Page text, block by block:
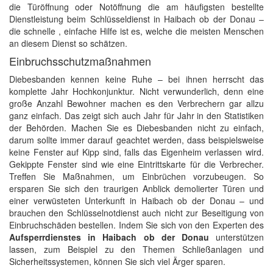
die Türöffnung oder Notöffnung die am häufigsten bestellte
Dienstleistung beim Schlüsseldienst in Haibach ob der Donau –
die schnelle , einfache Hilfe ist es, welche die meisten Menschen
an diesem Dienst so schätzen.
Einbruchsschutzmaßnahmen
Diebesbanden kennen keine Ruhe – bei ihnen herrscht das
komplette Jahr Hochkonjunktur. Nicht verwunderlich, denn eine
große Anzahl Bewohner machen es den Verbrechern gar allzu
ganz einfach. Das zeigt sich auch Jahr für Jahr in den Statistiken
der Behörden. Machen Sie es Diebesbanden nicht zu einfach,
darum sollte immer darauf geachtet werden, dass beispielsweise
keine Fenster auf Kipp sind, falls das Eigenheim verlassen wird.
Gekippte Fenster sind wie eine Eintrittskarte für die Verbrecher.
Treffen Sie Maßnahmen, um Einbrüchen vorzubeugen. So
ersparen Sie sich den traurigen Anblick demolierter Türen und
einer verwüsteten Unterkunft in Haibach ob der Donau – und
brauchen den Schlüsselnotdienst auch nicht zur Beseitigung von
Einbruchschäden bestellen. Indem Sie sich von den Experten des
Aufsperrdienstes in Haibach ob der Donau unterstützen
lassen, zum Beispiel zu den Themen Schließanlagen und
Sicherheitssystemen, können Sie sich viel Ärger sparen.